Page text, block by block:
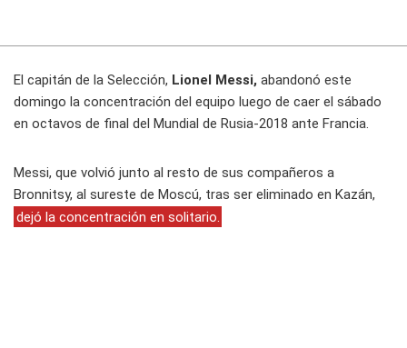
El capitán de la Selección, Lionel Messi, abandonó este
domingo la concentración del equipo luego de caer el sábado
en octavos de final del Mundial de Rusia-2018 ante Francia.
Messi, que volvió junto al resto de sus compañeros a
Bronnitsy, al sureste de Moscú, tras ser eliminado en Kazán,
dejó la concentración en solitario.